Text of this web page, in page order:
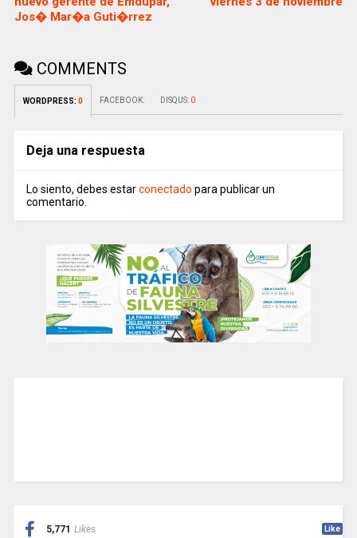
Jos� Mar�a Guti�rrez
COMMENTS
WORDPRESS: 0 FACEBOOK: DISQUS: 0
Deja una respuesta
Lo siento, debes estarconectado para publicar un
comentario.
5,771 Likes Like